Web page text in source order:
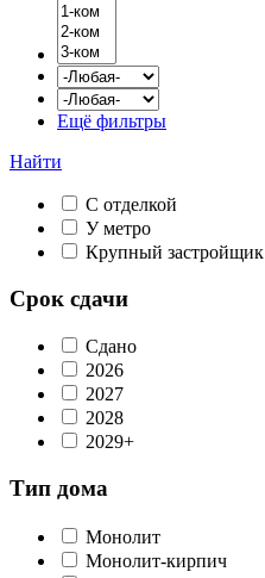
Ещё фильтры
Найти
С отделкой
У метро
Крупный застройщик
Срок сдачи
Сдано
2026
2027
2028
2029+
Тип дома
Монолит
Монолит-кирпич